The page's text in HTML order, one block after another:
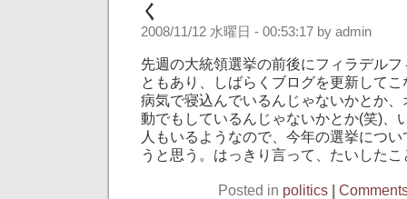
く
2008/11/12 水曜日 - 00:53:17 by admin
先週の大統領選挙の前後にフィラデル
ともあり、しばらくブログを更新して
病気で寝込んでいるんじゃないかとか
動でもしているんじゃないかとか(笑)、
人もいるようなので、今年の選挙につ
うと思う。はっきり言って、たいした
Posted in politics |